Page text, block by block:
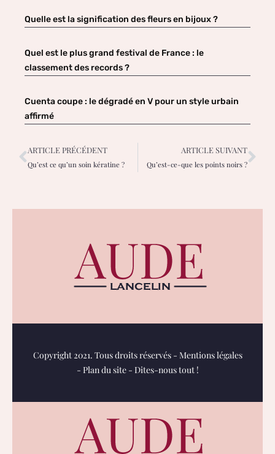
Quelle est la signification des fleurs en bijoux ?
Quel est le plus grand festival de France : le
classement des records ?
Cuenta coupe : le dégradé en V pour un style urbain
affirmé
ARTICLE PRÉCÉDENT
Qu’est ce qu’un soin kératine ?
ARTICLE SUIVANT
Qu’est-ce-que les points noirs ?
Copyright 2021. Tous droits réservés - Mentions légales
- Plan du site- Dites-nous tout !